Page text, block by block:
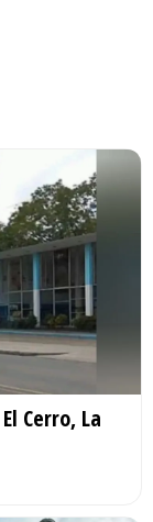
Cerro, La